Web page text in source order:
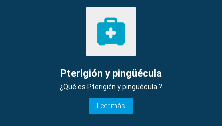
Pterigión y pingüécula
¿Qué es Pterigión y pingüécula ?
Leer más